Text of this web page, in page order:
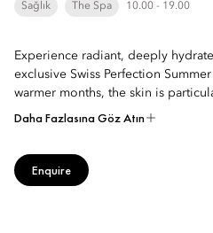
Sağlık The Spa 10.00 - 19.00
Experience radiant, deeply
exclusive Swiss Perfection
warmer months, the skin is
Daha Fazlasına Göz Atın
Enquire